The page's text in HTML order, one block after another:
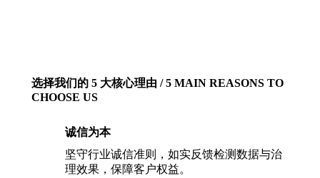
选择我们的 5 大核心理由 / 5 MAIN REASONS TO
CHOOSE US
诚信为本
坚守行业诚信准则，如实反馈检测数据与治
理效果，保障客户权益。